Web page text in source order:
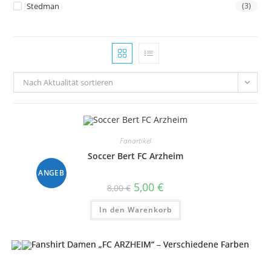
Stedman (3)
Nach Aktualität sortieren
ANGEB
Fanartikel
Soccer Bert FC Arzheim
8,00€ Ursprünglicher
Preis
war:
8,00 €
5,00 €
ist:
5,00 €.
In den Warenkorb